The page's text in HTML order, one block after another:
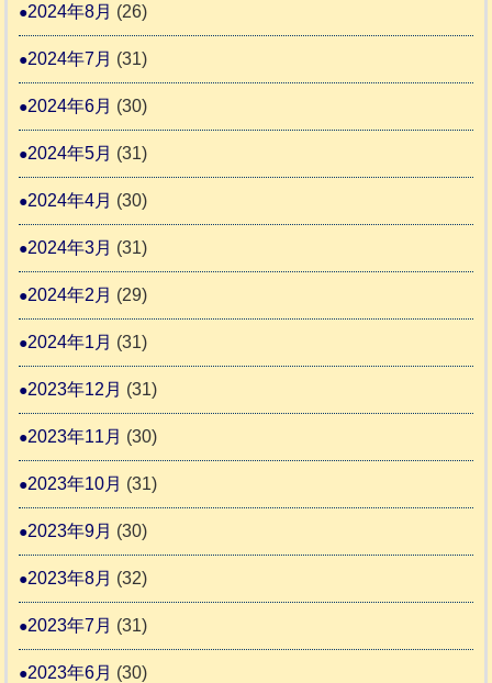
2024年8月 (26)
2024年7月 (31)
2024年6月 (30)
2024年5月 (31)
2024年4月 (30)
2024年3月 (31)
2024年2月 (29)
2024年1月 (31)
2023年12月 (31)
2023年11月 (30)
2023年10月 (31)
2023年9月 (30)
2023年8月 (32)
2023年7月 (31)
2023年6月 (30)